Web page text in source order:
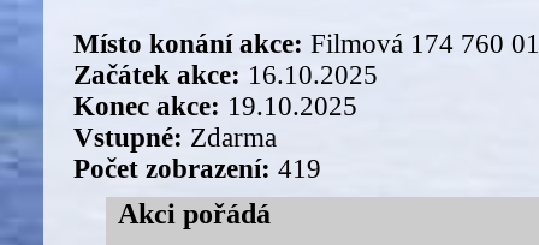
Místo konání akce: Filmová 174 760
Začátek akce: 16.10.2025
Konec akce: 19.10.2025
Vstupné: Zdarma
Počet zobrazení: 419
Akci pořádá